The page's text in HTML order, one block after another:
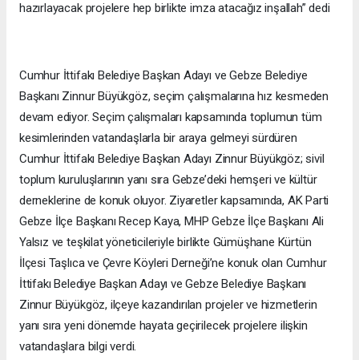
hazırlayacak projelere hep birlikte imza atacağız inşallah” dedi
Cumhur İttifakı Belediye Başkan Adayı ve Gebze Belediye
Başkanı Zinnur Büyükgöz, seçim çalışmalarına hız kesmeden
devam ediyor. Seçim çalışmaları kapsamında toplumun tüm
kesimlerinden vatandaşlarla bir araya gelmeyi sürdüren
Cumhur İttifakı Belediye Başkan Adayı Zinnur Büyükgöz; sivil
toplum kuruluşlarının yanı sıra Gebze’deki hemşeri ve kültür
derneklerine de konuk oluyor. Ziyaretler kapsamında, AK Parti
Gebze İlçe Başkanı Recep Kaya, MHP Gebze İlçe Başkanı Ali
Yalsız ve teşkilat yöneticileriyle birlikte Gümüşhane Kürtün
İlçesi Taşlıca ve Çevre Köyleri Derneği’ne konuk olan Cumhur
İttifakı Belediye Başkan Adayı ve Gebze Belediye Başkanı
Zinnur Büyükgöz, ilçeye kazandırılan projeler ve hizmetlerin
yanı sıra yeni dönemde hayata geçirilecek projelere ilişkin
vatandaşlara bilgi verdi.